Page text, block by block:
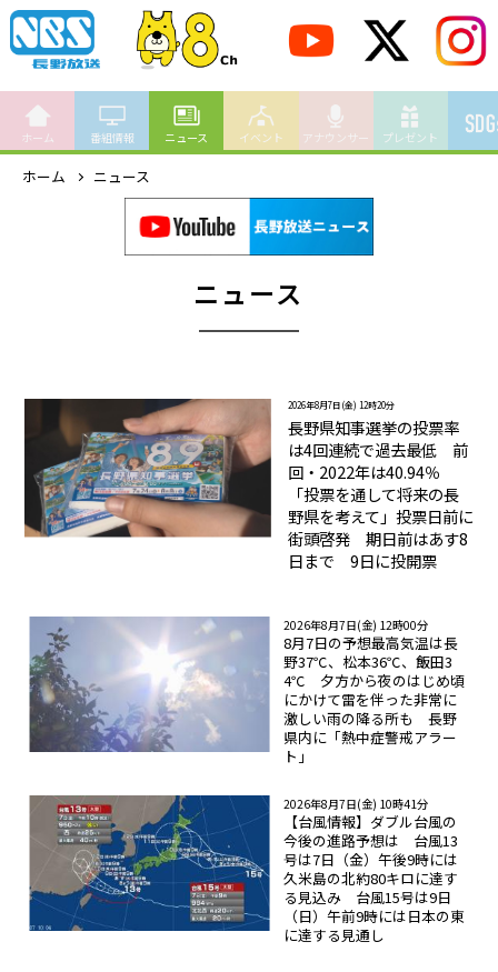
ホーム 番組情報 ニュース イベント アナウンサー プレゼント
ホーム ニュース
ニュース
2026年8月7日(金) 12時20分
長野県知事選挙の投票率
は4回連続で過去最低 前
回・2022年は40.94％
「投票を通して将来の長
野県を考えて」投票日前に
街頭啓発 期日前はあす8
日まで 9日に投開票
2026年8月7日(金) 12時00分
8月7日の予想最高気温は長
野37℃、松本36℃、飯田3
4℃ 夕方から夜のはじめ頃
にかけて雷を伴った非常に
激しい雨の降る所も 長野
県内に「熱中症警戒アラー
ト」
2026年8月7日(金) 10時41分
【台風情報】ダブル台風の
今後の進路予想は 台風13
号は7日（金）午後9時には
久米島の北約80キロに達す
る見込み 台風15号は9日
（日）午前9時には日本の東
に達する見通し